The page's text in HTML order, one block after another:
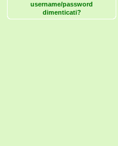
username/password
dimenticati?